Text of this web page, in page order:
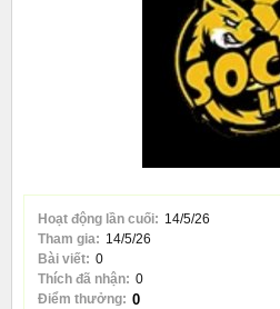
Hoạt động lần cuối: 14/5/26
Tham gia: 14/5/26
Bài viết: 0
Thích đã nhận: 0
Điểm thưởng: 0